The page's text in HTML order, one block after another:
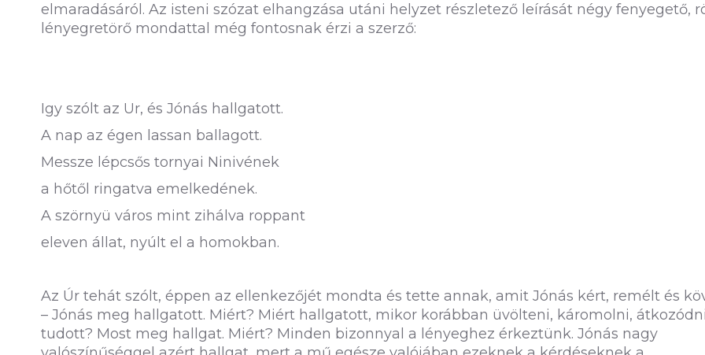
elmaradásáról. Az isteni szózat elhangzása utáni helyzet részletező leírását négy fenyegető,
lényegretörő mondattal még fontosnak érzi a szerző:
Igy szólt az Ur, és Jónás hallgatott.
A nap az égen lassan ballagott.
Messze lépcsős tornyai Ninivének
a hőtől ringatva emelkedének.
A szörnyü város mint zihálva roppant
eleven állat, nyúlt el a homokban.
Az Úr tehát szólt, éppen az ellenkezőjét mondta és tette annak, amit Jónás kért, remélt és
– Jónás meg hallgatott. Miért? Miért hallgatott, mikor korábban üvölteni, káromolni,
tudott? Most meg hallgat. Miért? Minden bizonnyal a lényeghez érkeztünk. Jónás nagy